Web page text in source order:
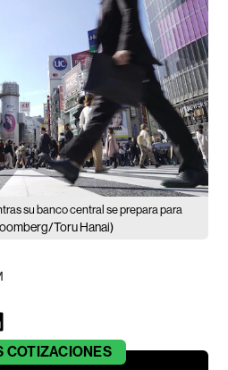
su banco central se prepara para
Toru Hanai)
COTIZACIONES